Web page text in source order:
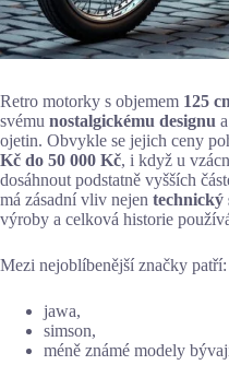
Retro motorky s objemem 125
svému nostalgickému designu
ojetin. Obvykle se jejich ceny
Kč do 50 000 Kč, i když u
dosáhnout podstatně vyšších
má zásadní vliv nejen technický
výroby a celková historie
Mezi nejoblíbenější značky patří:
jawa,
simson,
méně známé modely